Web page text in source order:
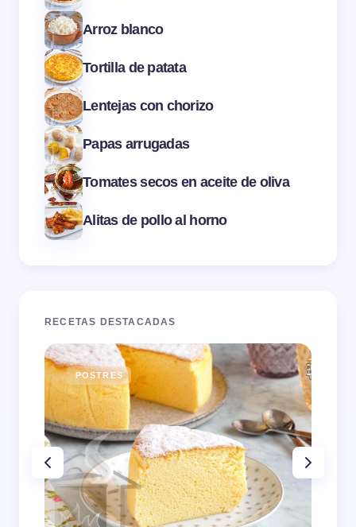
Arroz blanco
Tortilla de patata
Lentejas con chorizo
Papas arrugadas
Tomates secos en aceite de oliva
Alitas de pollo al horno
RECETAS DESTACADAS
POSTRES